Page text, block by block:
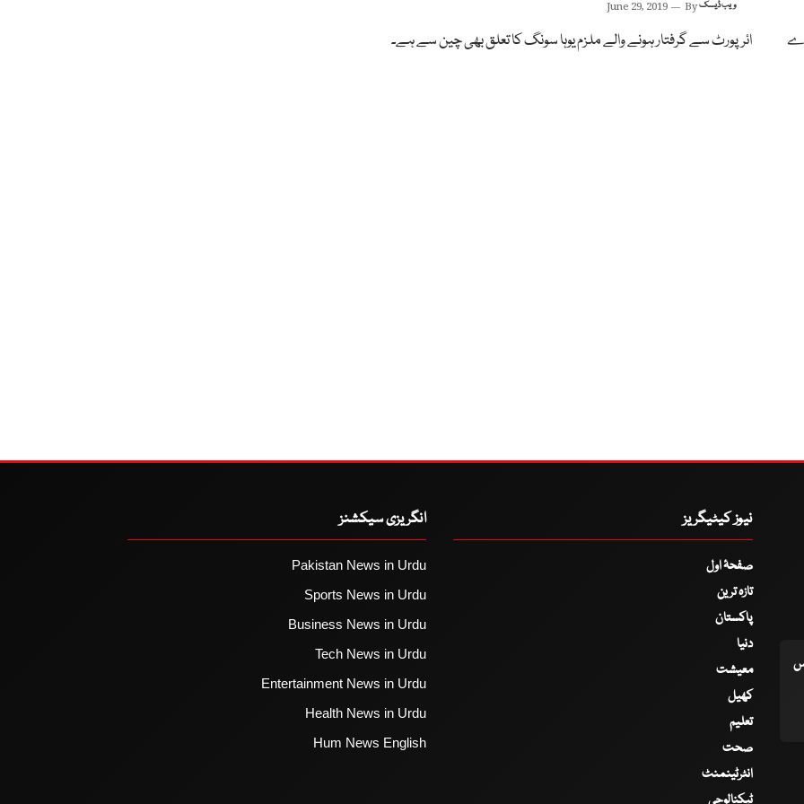
اے
June 29, 2019 Byویب ڈیسک
ائرپورٹ سے گرفتار ہونے والے ملزم یوہا سونگ کا تعلق بھی چین سے ہے۔
نیوز کیٹیگریز
صفحۂ اول
تازہ ترین
پاکستان
دنیا
معیشت
کھیل
تعلیم
صحت
انٹرٹینمنٹ
انگریزی سیکشنز
Pakistan News in Urdu
Sports News in Urdu
Business News in Urdu
Tech News in Urdu
Entertainment News in Urdu
Health News in Urdu
Hum News English